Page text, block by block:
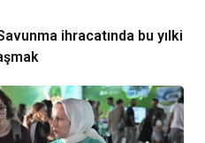
ihracatında bu yılki